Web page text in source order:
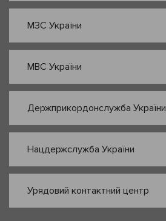
МЗС України
МВС України
Держприкордонслужба України
Нацдержслужба України
Урядовий контактний центр